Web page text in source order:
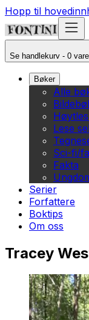
Hopp til
Se handlekurv - 0 vare
Bøker
Alle
Lese
Sci-fi/
Fakta
Serier
Forfattere
Boktips
Om oss
Tracey